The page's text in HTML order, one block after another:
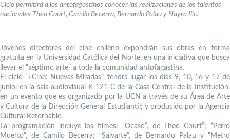
Ciclo permitirá a los antofagastinos conocer las realizaciones de los talentos
nacionales Theo Court, Camilo Becerra, Bernardo Palau y Nayra Ilic.
Jóvenes directores del cine chileno expondrán sus obras en forma
gratuita en la Universidad Católica del Norte, en una iniciativa que busca
llevar el “séptimo arte” a toda la comunidad antofagastina.
El ciclo “+Cine: Nuevas Miradas”, tendrá lugar los días 9, 10, 16 y 17 de
junio, en la sala audiovisual K 121-C de la Casa Central de la Institución,
en un evento que es organizado por la UCN a través de su Área de Arte
y Cultura de la Dirección General Estudiantil; y producido por la Agencia
Cultural Retornable.
La programación incluye los filmes: “Ocaso”, de Theo Court”; “Perro
Muerto”, de Camilo Becerra; “Salvarte”, de Bernardo Palau y “Metro